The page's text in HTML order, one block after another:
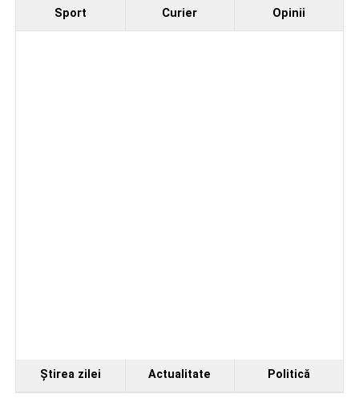
Sport Curier Opinii
Ştirea zilei Actualitate Politică